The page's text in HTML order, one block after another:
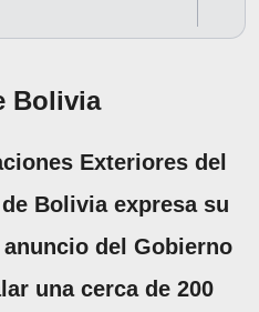
Bolivia
Exteriores del
Bolivia expresa su
del Gobierno
una cerca de 200